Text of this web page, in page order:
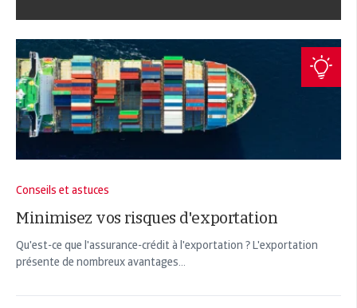
Conseils et astuces
Minimisez vos risques d'exportation
Qu'est-ce que l'assurance-crédit à l'exportation ? L'exportation
présente de nombreux avantages...